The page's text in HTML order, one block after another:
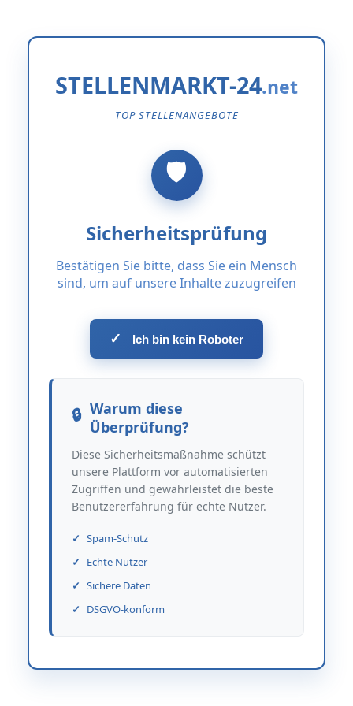
STELLENMARKT-24
TOP STELLENANGEBOTE
Sicherheitsprüfung
Bestätigen Sie bitte, dass Sie ein Mensch
sind, um auf unsere Inhalte zuzugreifen
✓ Ich bin kein Roboter
Warum diese
Überprüfung?
Diese Sicherheitsmaßnahme schützt
unsere Plattform vor automatisierten
Zugriffen und gewährleistet die beste
Benutzererfahrung für echte Nutzer.
Spam-Schutz
Echte Nutzer
Sichere Daten
DSGVO-konform